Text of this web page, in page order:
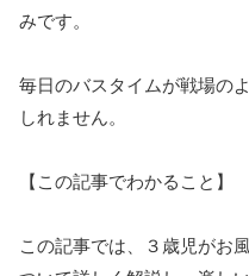
みです。
毎日のバスタイムが戦場の
しれません。
【この記事でわかること】
この記事では、３歳児がお